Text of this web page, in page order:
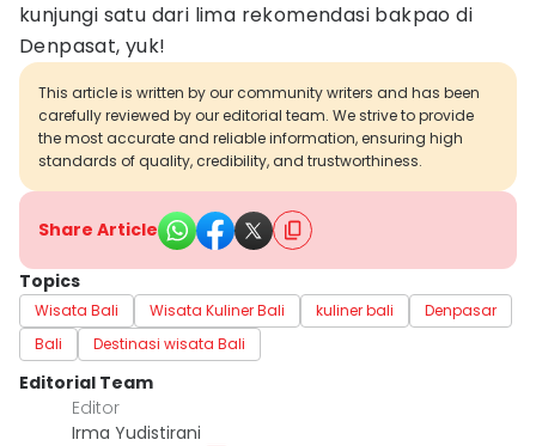
kunjungi satu dari lima rekomendasi bakpao di
Denpasat, yuk!
This article is written by our community writers and has been
carefully reviewed by our editorial team. We strive to provide
the most accurate and reliable information, ensuring high
standards of quality, credibility, and trustworthiness.
Share Article
Topics
Wisata Bali Wisata Kuliner Bali kuliner bali
Denpasar
Bali
Destinasi wisata Bali
Editorial Team
Editor
Irma Yudistirani